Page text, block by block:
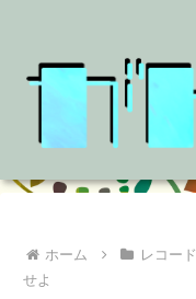
ホーム レコード
せよ